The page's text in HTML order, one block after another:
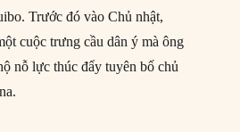
Trước đó vào Chủ nhật,
cuộc trưng cầu dân ý mà ông
nỗ lực thúc đẩy tuyên bố chủ